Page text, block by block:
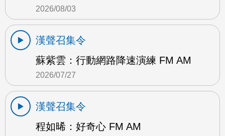
2026/08/03
漢聲召集令
蘇紫雲：行動網路降速演練 FM AM
2026/07/27
漢聲召集令
程如晞：好奇心 FM AM